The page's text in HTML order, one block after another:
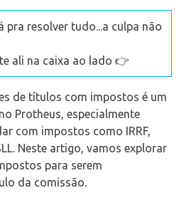
pra resolver tudo...a culpa não
ali na caixa ao lado 👉
de títulos com impostos é um
Protheus, especialmente
com impostos como IRRF,
Neste artigo, vamos explorar
para serem
da comissão.